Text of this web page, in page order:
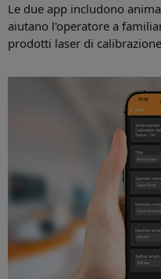
Le due app includono
aiutano l'operatore a
prodotti laser di